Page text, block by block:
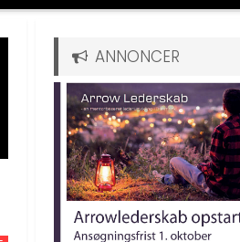
ANNONCER